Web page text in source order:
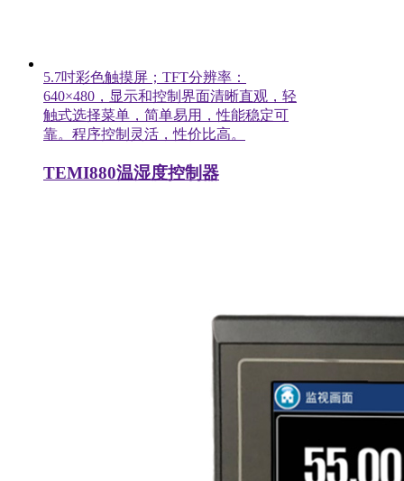
5.7吋彩色触摸屏；TFT分辨率：
640×480，显示和控制界面清晰直观，轻
触式选择菜单，简单易用，性能稳定可
靠。程序控制灵活，性价比高。
TEMI880温湿度控制器